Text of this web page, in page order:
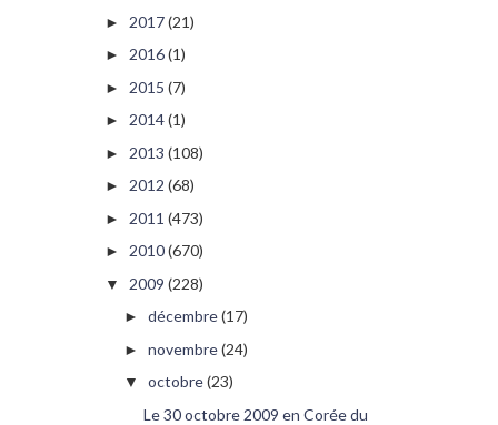
► 2017(21)
► 2016(1)
► 2015 (7)
► 2014(1)
► 2013 (108)
► 2012 (68)
► 2011 (473)
► 2010(670)
▼ 2009 (228)
► décembre(17)
► novembre(24)
▼ octobre(23)
Le 30 octobre 2009 en Corée du